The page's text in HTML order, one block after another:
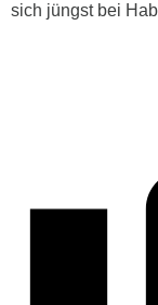
sich jüngst bei